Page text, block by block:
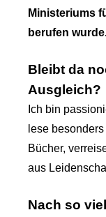
Ministeriums
berufen
Bleibt da
Ausgleich?
Ich bin
lese
Bücher,
aus
Nach so